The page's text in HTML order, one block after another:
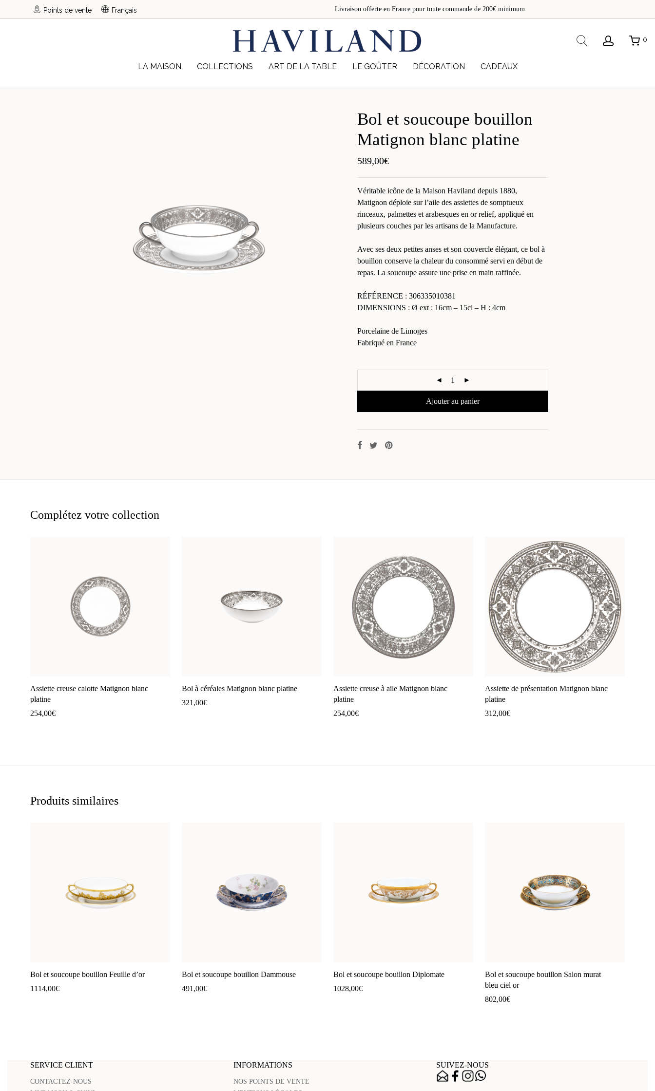
Livraison offerte en France pour toute commande de 200€ minimum
Points de vente Français
LA MAISON COLLECTIONS ART DE LA TABLE LE GOÛTER DÉCORATION CADEAUX
Rechercher0
Bol et soucoupe bouillon
Matignon blanc platine
589,00€
Véritable icône de la Maison Haviland depuis 1880,
Matignon déploie sur l’aile des assiettes de somptueux
rinceaux, palmettes et arabesques en or relief, appliqué en
plusieurs couches par les artisans de la Manufacture.
Avec ses deux petites anses et son couvercle élégant, ce bol à
bouillon conserve la chaleur du consommé servi en début de
repas. La soucoupe assure une prise en main raffinée.
RÉFÉRENCE : 306335010381
DIMENSIONS : Ø ext : 16cm – 15cl – H : 4cm
Porcelaine de Limoges
Fabriqué en France
Ajouter au panier
Complétez votre collection
Assiette creuse calotte Matignon blanc
platine
254,00€
Bol à céréales Matignon blanc platine
321,00€
Assiette creuse à aile Matignon blanc
platine
254,00€
Assiette de présentation Matignon blanc
platine
312,00€
Produits similaires
Bol et soucoupe bouillon Feuille d’or
1114,00€
Bol et soucoupe bouillon Dammouse
491,00€
Bol et soucoupe bouillon Diplomate
1028,00€
Bol et soucoupe bouillon Salon murat
bleu ciel or
802,00€
SERVICE CLIENT
CONTACTEZ-NOUS
INFORMATIONS
NOS POINTS DE VENTE
SUIVEZ-NOUS